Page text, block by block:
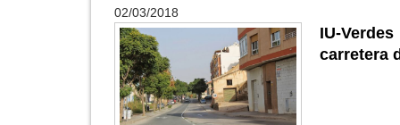
02/03/2018
IU-
carretera